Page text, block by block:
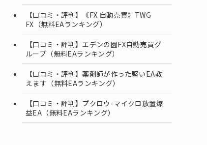
【口コミ・評判】《FX 自動売買》TWG
FX（無料EAランキング）
【口コミ・評判】エデンの園FX自動売買グ
ループ（無料EAランキング）
【口コミ・評判】薬剤師が作った堅いEA教
えます（無料EAランキング）
【口コミ・評判】プクロウ-マイクロ放置爆
益EA（無料EAランキング）